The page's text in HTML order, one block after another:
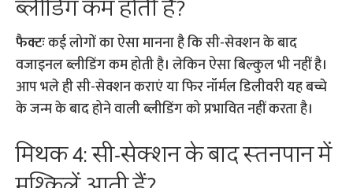
ब्लीडिंग कम होती है?
फैक्टःकई लोगों का ऐसा मानना है कि सी-सेक्शन के बाद
वजाइनल ब्लीडिंग कम होती है। लेकिन ऐसा बिल्कुल भी नहीं है।
आप भले ही सी-सेक्शन कराएं या फिर नॉर्मल डिलीवरी यह बच्चे
के जन्म के बाद होने वाली ब्लीडिंग को प्रभावित नहीं करता है।
मिथक 4: सी-सेक्शन के बाद स्तनपान में